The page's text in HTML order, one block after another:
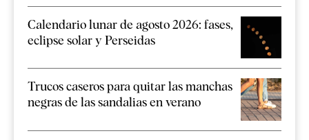
Calendario lunar de agosto 2026: fases,
eclipse solar y Perseidas
Trucos caseros para quitar las manchas
negras de las sandalias en verano